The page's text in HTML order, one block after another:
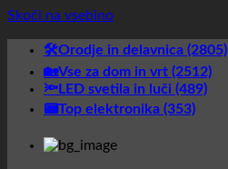
Skoči na vsebino
🛠️Orodje in delavnica (2805)
🏡Vse za dom in vrt (2512)
🔦LED svetila in luči (489)
📟Top elektronika (353)